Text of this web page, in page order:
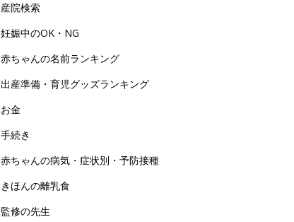
産院検索
妊娠中のOK・NG
赤ちゃんの名前ランキング
出産準備・育児グッズランキング
お金
手続き
赤ちゃんの病気・症状別・予防接種
きほんの離乳食
監修の先生